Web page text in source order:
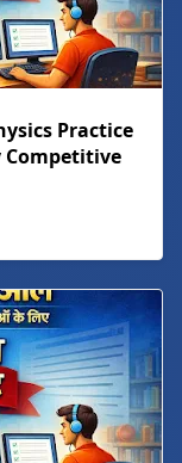
Practice
Competitive